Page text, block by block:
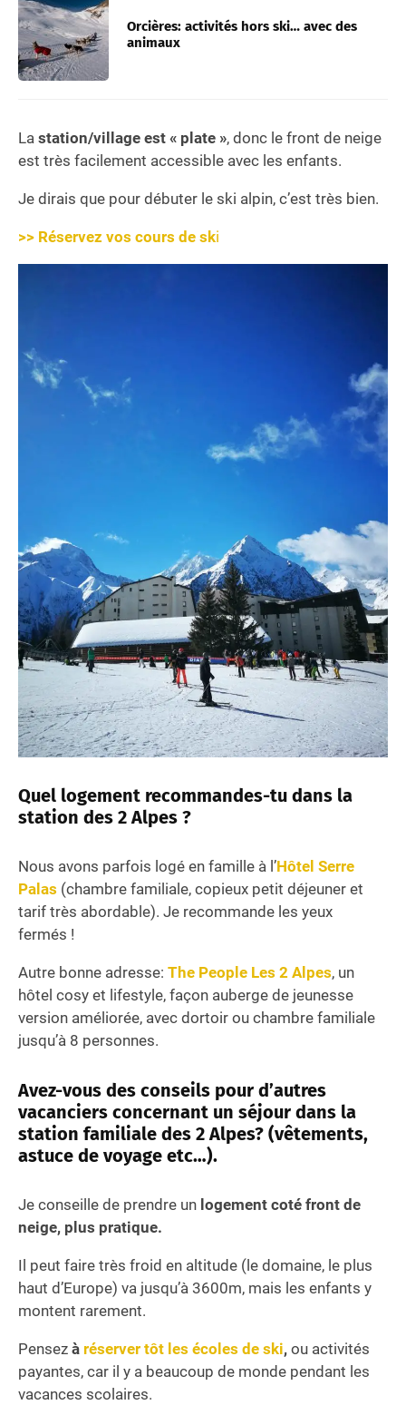
Orcières: activités hors ski… avec des
animaux
La station/village est « plate », donc le front de neige
est très facilement accessible avec les enfants.
Je dirais que pour débuter le ski alpin, c’est très bien.
>> Réservez vos cours de ski
Quel logement recommandes-tu dans la
station des 2 Alpes ?
Nous avons parfois logé en famille à l’Hôtel Serre
Palas (chambre familiale, copieux petit déjeuner et
tarif très abordable). Je recommande les yeux
fermés !
Autre bonne adresse: The People Les 2 Alpes, un
hôtel cosy et lifestyle, façon auberge de jeunesse
version améliorée, avec dortoir ou chambre familiale
jusqu’à 8 personnes.
Avez-vous des conseils pour d’autres
vacanciers concernant un séjour dans la
station familiale des 2 Alpes? (vêtements,
astuce de voyage etc…).
Je conseille de prendre un logement coté front de
neige, plus pratique.
Il peut faire très froid en altitude (le domaine, le plus
haut d’Europe) va jusqu’à 3600m, mais les enfants y
montent rarement.
Pensez à réserver tôt les écoles de ski, ou activités
payantes, car il y a beaucoup de monde pendant les
vacances scolaires.